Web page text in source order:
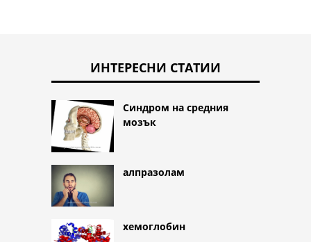
ИНТЕРЕСНИ СТАТИИ
Синдром на средния
мозък
алпразолам
хемоглобин